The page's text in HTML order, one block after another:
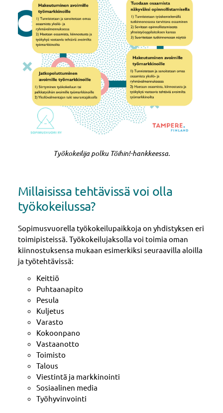
Työkokeilija polku Töihin!-hankkeessa.
Millaisissa tehtävissä voi olla
työkokeilussa?
Sopimusvuorella työkokeilupaikkoja on yhdistyksen eri
toimipisteissä. Työkokeilujaksolla voi toimia oman
kiinnostuksensa mukaan esimerkiksi seuraavilla aloilla
ja työtehtävissä:
Keittiö
Puhtaanapito
Pesula
Kuljetus
Varasto
Kokoonpano
Vastaanotto
Toimisto
Talous
Viestintä ja markkinointi
Sosiaalinen media
Työhyvinvointi